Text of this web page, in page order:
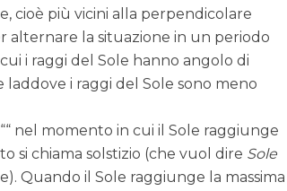
cioè più vicini alla perpendicolare
alternare la situazione in un periodo
i raggi del Sole hanno angolo di
i raggi del Sole sono meno
nel momento in cui il Sole raggiunge
si chiama solstizio (che vuol dire Sole
Quando il Sole raggiunge la massima